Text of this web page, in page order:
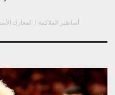
أساطير الملاكمة / المعارك